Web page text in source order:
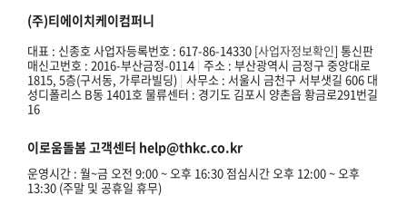
(주)티에이치케이컴퍼니
대표 : 신종호 사업자등록번호 : 617-86-14330 [사업자정보확인] 통신판
매신고번호 : 2016-부산금정-0114| 주소 : 부산광역시 금정구 중앙대로
1815, 5층(구서동, 가루라빌딩)| 사무소 : 서울시 금천구 서부샛길 606 대
성디폴리스 B동 1401호 물류센터 : 경기도 김포시 양촌읍 황금로291번길
16
이로움돌봄 고객센터 help@thkc.co.kr
운영시간 : 월~금 오전 9:00 ~ 오후 16:30 점심시간 오후 12:00 ~ 오후
13:30 (주말 및 공휴일 휴무)